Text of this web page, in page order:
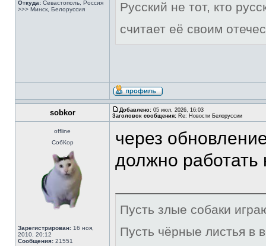
Откуда: Севастополь, Россия
>>> Минск, Белоруссия
Русский не тот, кто
считает её своим
sobkor Добавлено: 05 июл, 2026, 16:03
Заголовок сообщения: Re: Новости Белоруссии
offline
СобКор
Зарегистрирован: 16 ноя,
2010, 20:12
Сообщения: 21551
через
должно работать
Пусть злые собаки
Пусть чёрные листья в